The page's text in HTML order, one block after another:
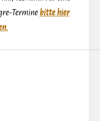
Termine bitte hier